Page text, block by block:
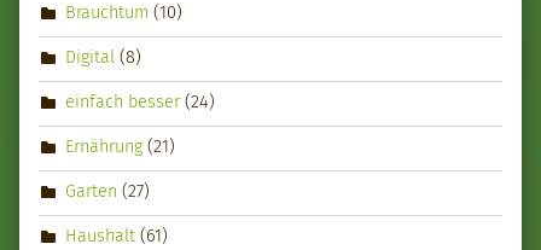
Brauchtum (10)
Digital (8)
einfach besser(24)
Ernährung (21)
Garten (27)
Haushalt (61)